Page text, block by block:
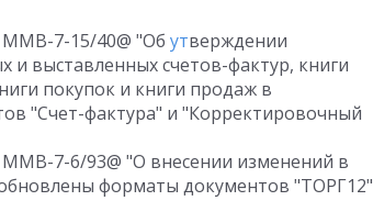
ММВ-7-15/40@ "Об утверждении
и выставленных счетов-фактур, книги
покупок и книги продаж в
"Счет-фактура" и "Корректировочный
7-6/93@ "О внесении изменений в
форматы документов "ТОРГ12"